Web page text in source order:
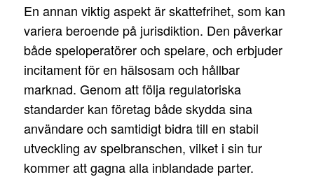
En annan viktig aspekt är skattefrihet, som kan
variera beroende på jurisdiktion. Den påverkar
både speloperatörer och spelare, och erbjuder
incitament för en hälsosam och hållbar
marknad. Genom att följa regulatoriska
standarder kan företag både skydda sina
användare och samtidigt bidra till en stabil
utveckling av spelbranschen, vilket i sin tur
kommer att gagna alla inblandade parter.